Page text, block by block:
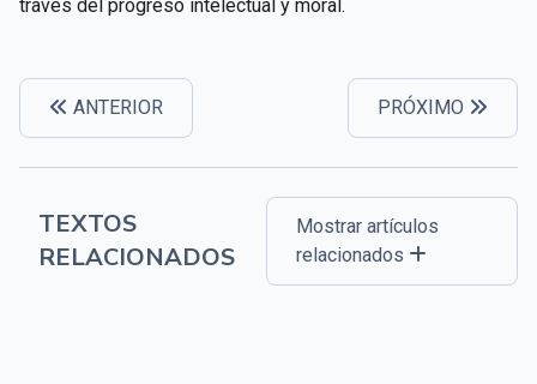
través del progreso intelectual y moral.
ANTERIOR PRÓXIMO
TEXTOS
RELACIONADOS
Mostrar artículos
relacionados